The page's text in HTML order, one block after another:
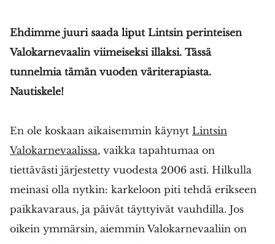
Ehdimme juuri saada liput Lintsin perinteisen
Valokarnevaalin viimeiseksi illaksi. Tässä
tunnelmia tämän vuoden väriterapiasta.
Nautiskele!
En ole koskaan aikaisemmin käynyt Lintsin
Valokarnevaalissa, vaikka tapahtumaa on
tiettävästi järjestetty vuodesta 2006 asti. Hilkulla
meinasi olla nytkin: karkeloon piti tehdä erikseen
paikkavaraus, ja päivät täyttyivät vauhdilla. Jos
oikein ymmärsin, aiemmin Valokarnevaaliin on